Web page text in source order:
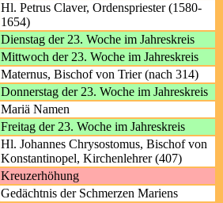
Hl. Petrus Claver, Ordenspriester (1580-
1654)
Dienstag der 23. Woche im Jahreskreis
Mittwoch der 23. Woche im Jahreskreis
Maternus, Bischof von Trier (nach 314)
Donnerstag der 23. Woche im Jahreskreis
Mariä Namen
Freitag der 23. Woche im Jahreskreis
Hl. Johannes Chrysostomus, Bischof von
Konstantinopel, Kirchenlehrer (407)
Kreuzerhöhung
Gedächtnis der Schmerzen Mariens